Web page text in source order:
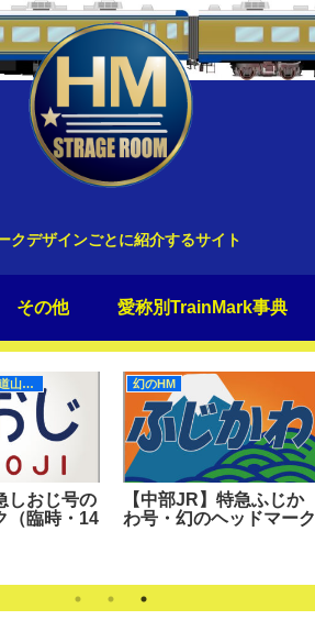
クデザインごとに紹介するサイト
その他 愛称別TrainMark事典
国鉄特急（東海道山陽）
しおじ号の
（臨時・14
幻のHM
【中部JR】特急ふじか
わ号・幻のヘッドマーク